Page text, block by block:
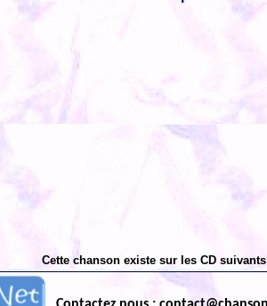
Cette chanson existe sur les CD